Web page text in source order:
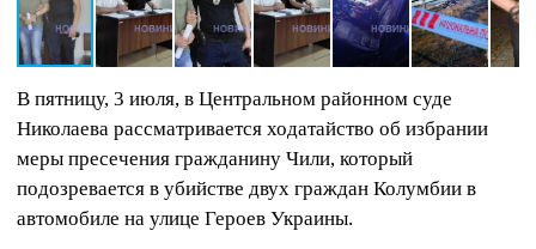
В пятницу, 3 июля, в Центральном районном суде
Николаева рассматривается ходатайство об избрании
меры пресечения гражданину Чили, который
подозревается в убийстве двух граждан Колумбии в
автомобиле на улице Героев Украины.